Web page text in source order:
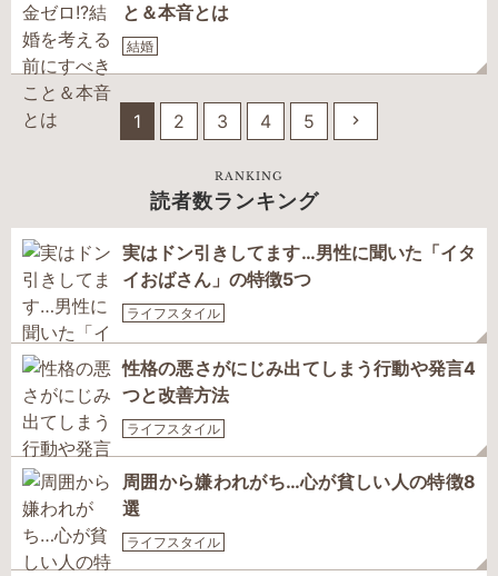
と＆本音とは
結婚
1 2 3 4 5
RANKING
読者数ランキング
実はドン引きしてます…男性に聞いた「イタ
イおばさん」の特徴5つ
ライフスタイル
性格の悪さがにじみ出てしまう行動や発言4
つと改善方法
ライフスタイル
周囲から嫌われがち…心が貧しい人の特徴8
選
ライフスタイル